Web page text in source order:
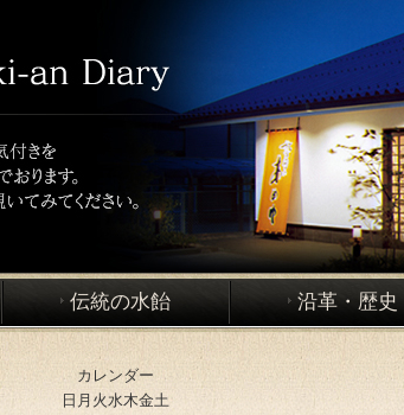
伝統の水飴 沿革・歴史
カレンダー
日 月 火水木金土